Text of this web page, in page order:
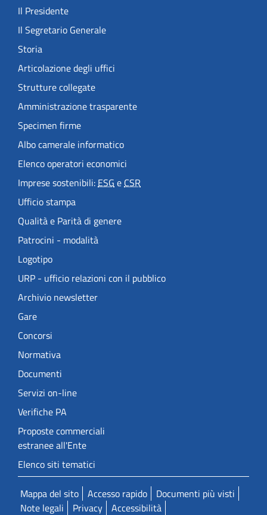
Il Presidente
Il Segretario Generale
Storia
Articolazione degli uffici
Strutture collegate
Amministrazione trasparente
Specimen firme
Albo camerale informatico
Elenco operatori economici
Imprese sostenibili:ESGeCSR
Ufficio stampa
Qualità e Parità di genere
Patrocini - modalità
Logotipo
URP - ufficio relazioni con il pubblico
Archivio newsletter
Gare
Concorsi
Normativa
Documenti
Servizi on-line
Verifiche PA
Proposte commerciali
estranee all'Ente
Elenco siti tematici
Mappa del sito Accesso rapido
Documenti più visti
Note legali
Privacy Accessibilità